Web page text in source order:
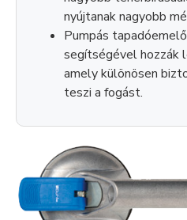
nyújtanak nagyobb
Pumpás
segítségével hozzák
amely különösen
teszi a fogást.